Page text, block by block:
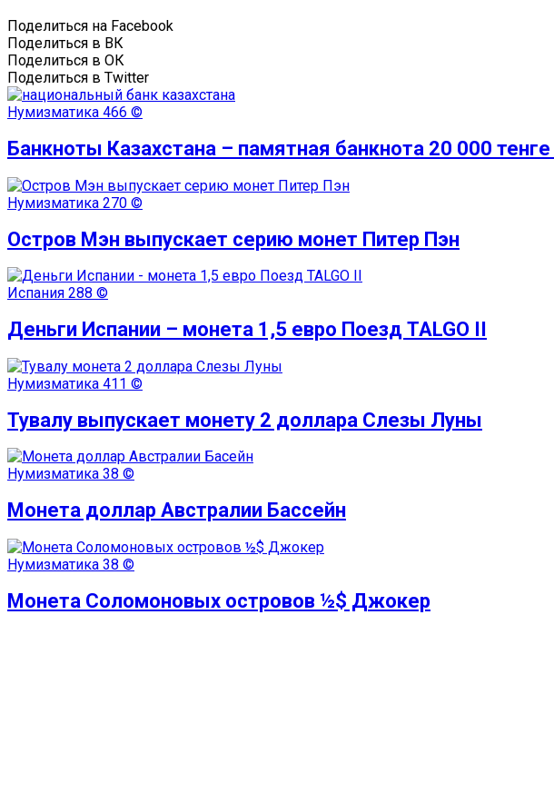
Поделиться на Facebook
Поделиться в ВК
Поделиться в ОК
Поделиться в Twitter
Нумизматика 466 ©
Банкноты Казахстана – памятная банкнота 20 000
Нумизматика 270 ©
Остров Мэн выпускает серию монет Питер Пэн
Испания 288 ©
Деньги Испании – монета 1,5 евро Поезд TALGO II
Нумизматика 411 ©
Тувалу выпускает монету 2 доллара Слезы Луны
Нумизматика 38 ©
Монета доллар Австралии Бассейн
Нумизматика 38 ©
Монета Соломоновых островов ½$ Джокер